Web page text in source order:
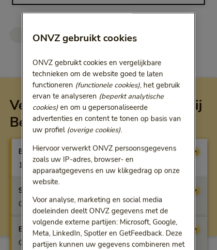
ONVZ Vrije Keuze ONVZ Bewuste Keuze
Vergoeding per verzekering bij
Bewuste Keuze
Basisverzekering Vergoeding
100%
Start
Geen vergoeding
Extra Vergoeding
Geen vergoeding
ONVZ gebruikt cookies
ONVZ gebruikt cookies en vergelijkbare
technieken om de website goed te laten
functioneren (functionele cookies), het gebruik
ervan te analyseren (beperkt analytische
cookies)en om u gepersonaliseerde
advertenties en content te tonen op basis van
uw profiel (overige cookies).
Hiervoor verwerkt ONVZ persoonsgegevens
zoals uw IP-adres, browser- en
apparaatgegevens en uw klikgedrag op onze
website.
Voor analyse, marketing en social media
doeleinden deelt ONVZ gegevens met de
volgende externe partijen: Microsoft, Google,
Meta, LinkedIn, Spotler en GetFeedback. Deze
partijen kunnen uw gegevens combineren met